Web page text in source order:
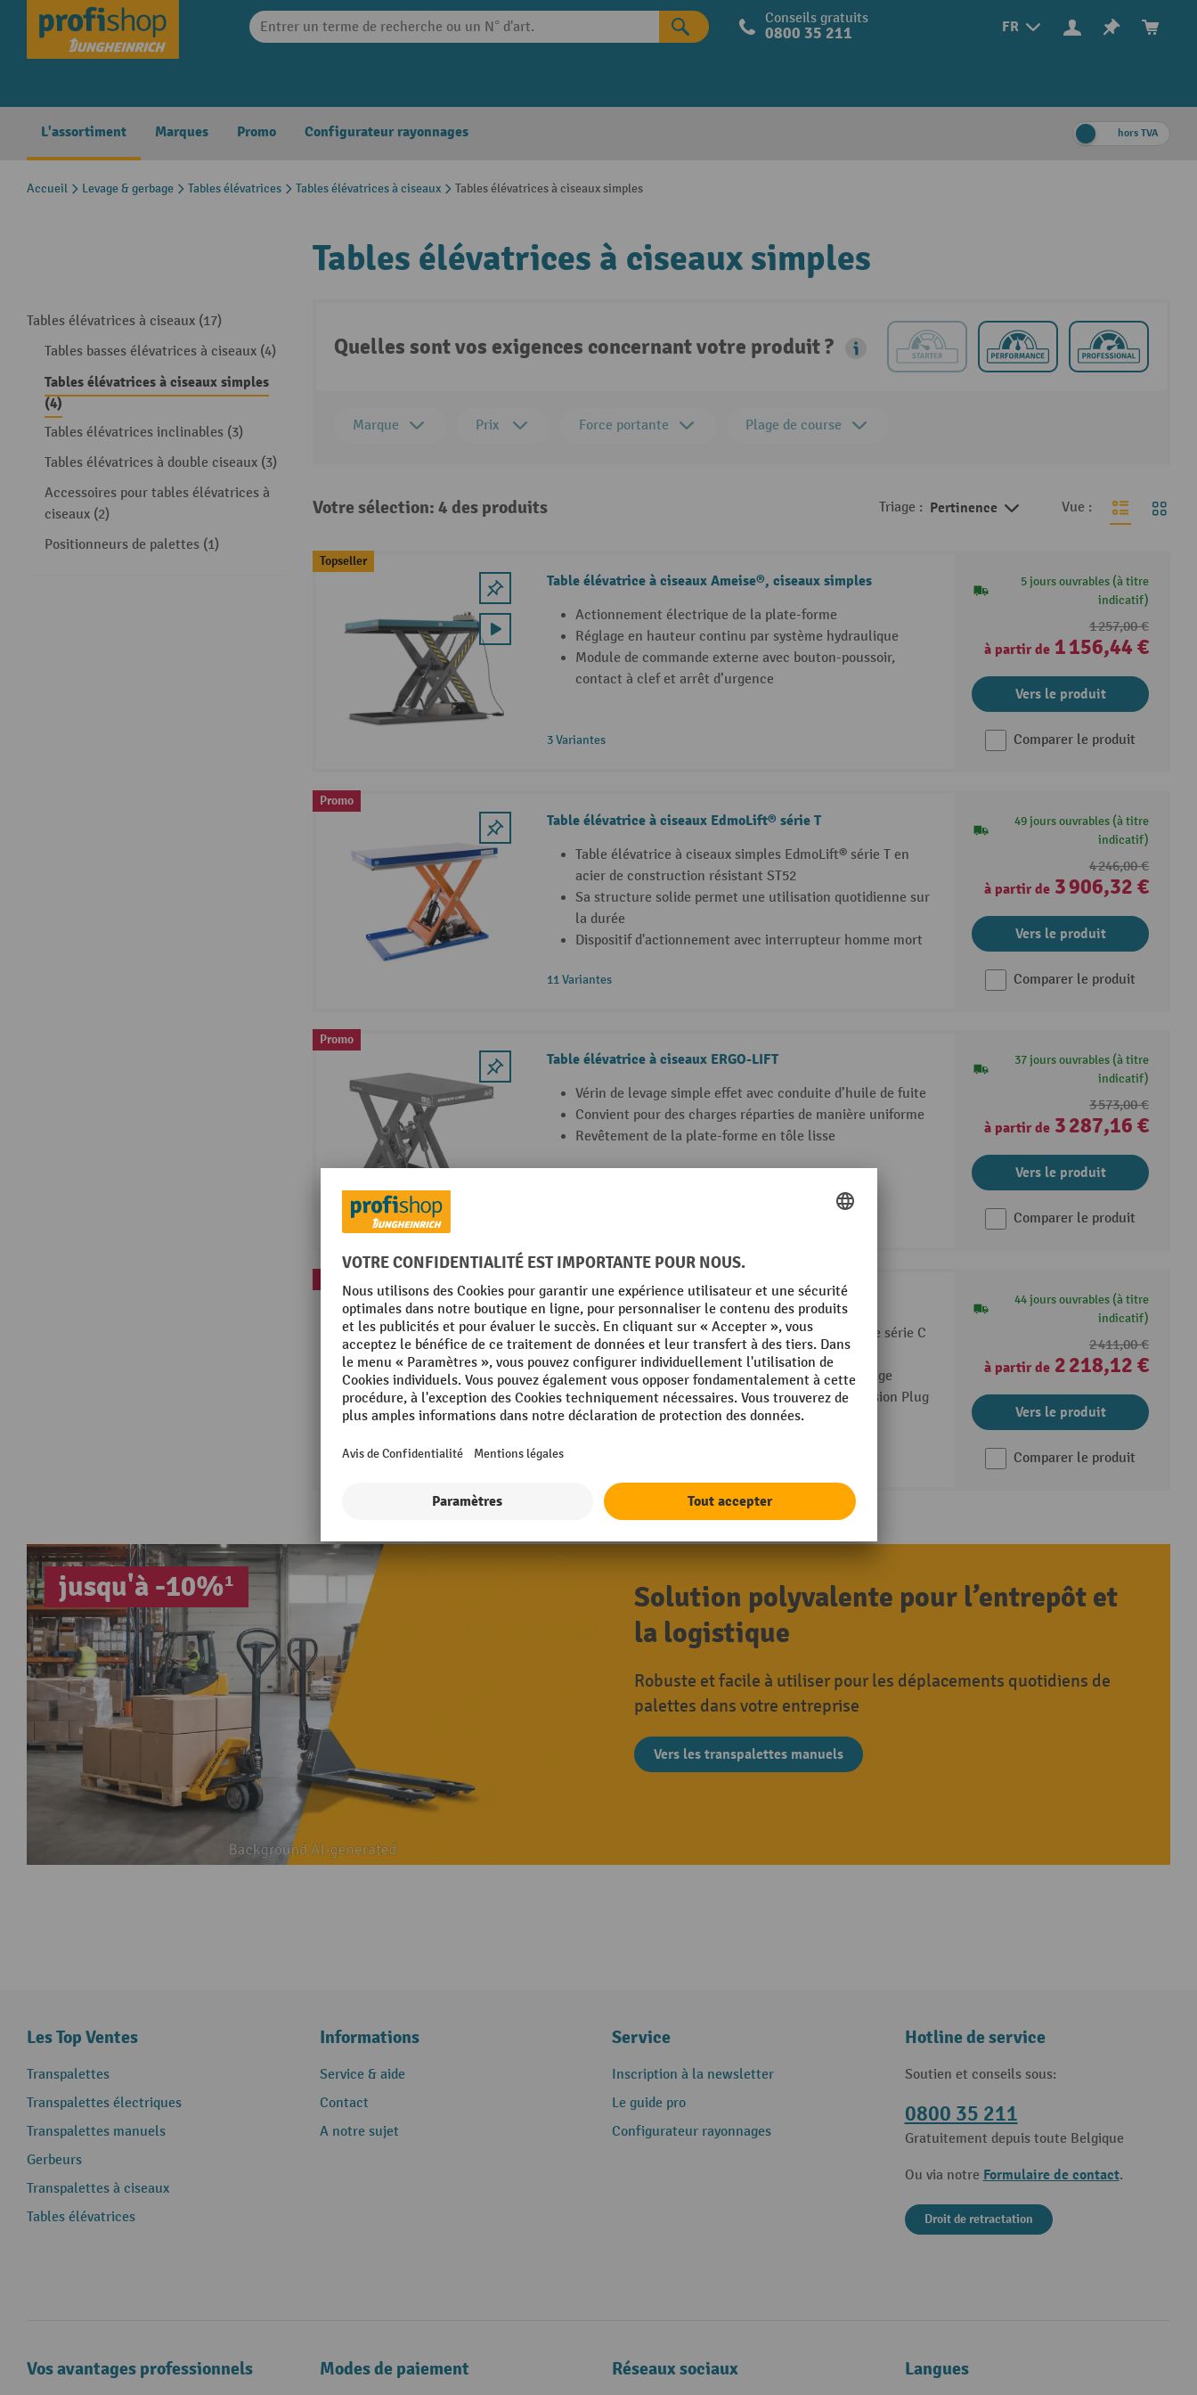
Skip to main navigation FR
Conseils gratuits
0800 35 211
L'assortiment Marques Promo Configurateur rayonnages hors TVA
Accueil Levage & gerbage Tables élévatrices Tables élévatrices à ciseaux Tables élévatrices à ciseaux simples
Tables élévatrices à ciseaux (17)
Tables basses élévatrices à ciseaux (4)
Tables élévatrices à ciseaux simples
(4)
Tables élévatrices inclinables (3)
Tables élévatrices à double ciseaux (3)
Accessoires pour tables élévatrices à
ciseaux (2)
Positionneurs de palettes (1)
Tables élévatrices à ciseaux simples
Quelles sont vos exigences concernant votre produit ?
Marque Prix Force portante Plage de course
Votre sélection: 4 des produits Triage : Pertinence Vue :
Topseller
Table élévatrice à ciseaux Ameise®, ciseaux simples
Actionnement électrique de la plate-forme
Réglage en hauteur continu par système hydraulique
Module de commande externe avec bouton-poussoir,
contact à clef et arrêt d’urgence
3 Variantes
5 jours ouvrables (à titre
indicatif)
1 257,00 €
à partir de 1 156,44 €
Vers le produit
Comparer le produit
Promo
Table élévatrice à ciseaux EdmoLift® série T
Table élévatrice à ciseaux simples EdmoLift® série T en
acier de construction résistant ST52
Sa structure solide permet une utilisation quotidienne sur
la durée
Dispositif d'actionnement avec interrupteur homme mort
11 Variantes
49 jours ouvrables (à titre
indicatif)
4 246,00 €
à partir de 3 906,32 €
Vers le produit
Comparer le produit
Promo
Table élévatrice à ciseaux ERGO-LIFT
Vérin de levage simple effet avec conduite d’huile de fuite
Convient pour des charges réparties de manière uniforme
Revêtement de la plate-forme en tôle lisse
37 jours ouvrables (à titre
indicatif)
3 573,00 €
à partir de 3 287,16 €
Vers le produit
Comparer le produit
Table élévatrice à ciseaux EdmoLift® série C
Table élévatrice hydraulique robuste EdmoLift® de série C
en acier de construction ST37
Haute résistance grâce au revêtement par poudrage
Avec unité de commande électronique UC60 (version Plug
and Play)
6 Variantes
44 jours ouvrables (à titre
indicatif)
2 411,00 €
à partir de 2 218,12 €
Vers le produit
Comparer le produit
jusqu'à -10%¹
Solution polyvalente pour l’entrepôt et
la logistique
Robuste et facile à utiliser pour les déplacements quotidiens de
palettes dans votre entreprise
Vers les transpalettes manuels
Les Top Ventes
Transpalettes
Transpalettes électriques
Transpalettes manuels
Gerbeurs
Transpalettes à ciseaux
Tables élévatrices
Informations
Service & aide
Contact
A notre sujet
Service
Inscription à la newsletter
Le guide pro
Configurateur rayonnages
Hotline de service
Soutien et conseils sous:
0800 35 211
Gratuitement depuis toute Belgique
Ou via notre Formulaire de contact.
Droit de retractation
Vos avantages professionnels Modes de paiement Réseaux sociaux Langues